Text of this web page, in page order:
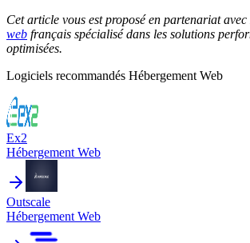
Cet article vous est proposé en partenariat avec
web français spécialisé dans les solutions
optimisées.
Logiciels recommandés Hébergement Web
Ex2
Hébergement Web
Outscale
Hébergement Web